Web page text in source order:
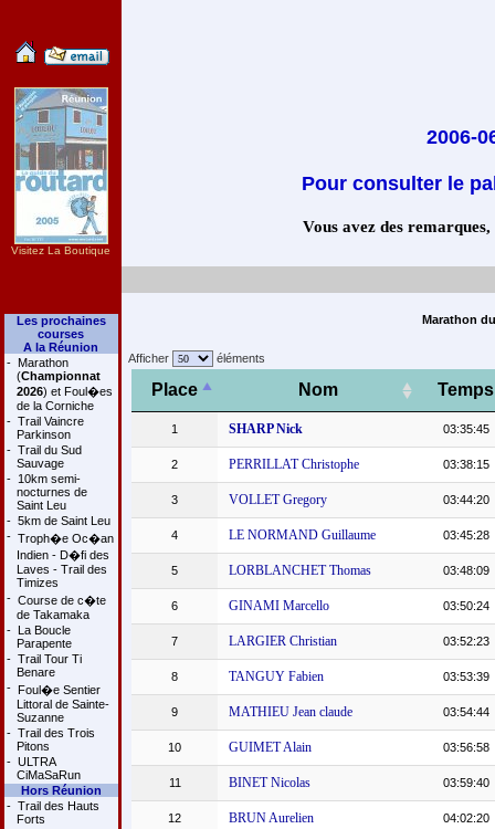
Visitez La Boutique
Les prochaines
courses
A la Réunion
- Marathon
(Championnat
2026) et Foul�es
de la Corniche
- Trail Vaincre
Parkinson
- Trail du Sud
Sauvage
- 10km semi-
nocturnes de
Saint Leu
- 5km de Saint Leu
- Troph�e Oc�an
Indien - D�fi des
Laves - Trail des
Timizes
- Course de c�te
de Takamaka
- La Boucle
Parapente
- Trail Tour Ti
Benare
- Foul�e Sentier
Littoral de Sainte-
Suzanne
- Trail des Trois
Pitons
- ULTRA
CiMaSaRun
Hors Réunion
- Trail des Hauts
Forts
2006-
Pour consulter le
Vous avez des
Marathon
Afficher éléments
Place Nom Temps
1 SHARP Nick 03:35:45
2 PERRILLAT Christophe 03:38:15
3 VOLLET Gregory 03:44:20
4 LE NORMAND Guillaume 03:45:28
5 LORBLANCHET Thomas 03:48:09
6 GINAMI Marcello 03:50:24
7 LARGIER Christian 03:52:23
8 TANGUY Fabien 03:53:39
9 MATHIEU Jean claude 03:54:44
10 GUIMET Alain 03:56:58
11 BINET Nicolas 03:59:40
12 BRUN Aurelien 04:02:20